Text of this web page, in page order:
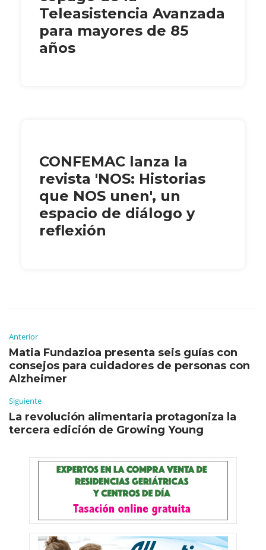
Teleasistencia Avanzada
para mayores de 85
años
CONFEMAC lanza la
revista 'NOS: Historias
que NOS unen', un
espacio de diálogo y
reflexión
Anterior
Matia Fundazioa presenta seis guías con
consejos para cuidadores de personas con
Alzheimer
Siguiente
La revolución alimentaria protagoniza la
tercera edición de Growing Young